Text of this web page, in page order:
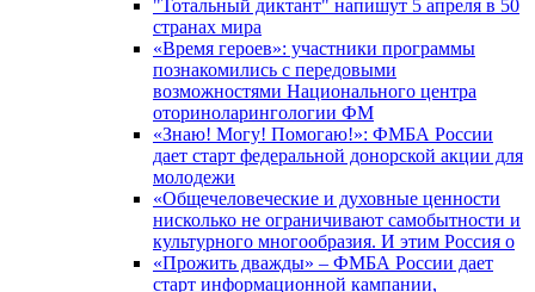
"Тотальный диктант" напишут 5 апреля в 50
странах мира
«Время героев»: участники программы
познакомились с передовыми
возможностями Национального центра
оториноларингологии ФМ
«Знаю! Могу! Помогаю!»: ФМБА России
дает старт федеральной донорской акции для
молодежи
«Общечеловеческие и духовные ценности
нисколько не ограничивают самобытности и
культурного многообразия. И этим Россия о
«Прожить дважды» – ФМБА России дает
старт информационной кампании,